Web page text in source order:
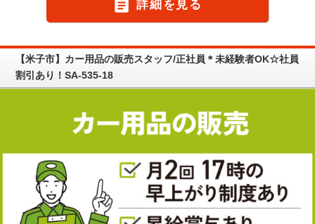
 詳細を見る
【米子市】カー用品の販売スタッフ/正社員＊未経験者OK☆社員
割引あり！SA-535-18